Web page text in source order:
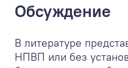
Обсуждение
В литературе
НПВП или без